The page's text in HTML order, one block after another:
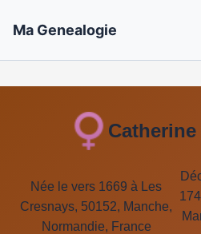
Ma Genealogie
Catherine
Née le vers 1669 à Les
Cresnays, 50152, Manche,
Normandie, France